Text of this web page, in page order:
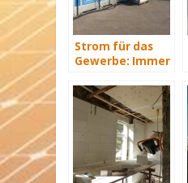
Strom für das
Gewerbe: Immer
versorgt